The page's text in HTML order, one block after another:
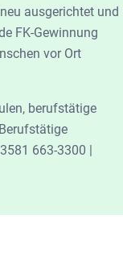
ausgerichtet und
FK-Gewinnung
vor Ort
berufstätige
663-3300 |